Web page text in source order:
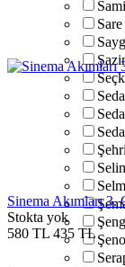
Sinema Akımları 3.
Stokta yok
580 TL 435 TL